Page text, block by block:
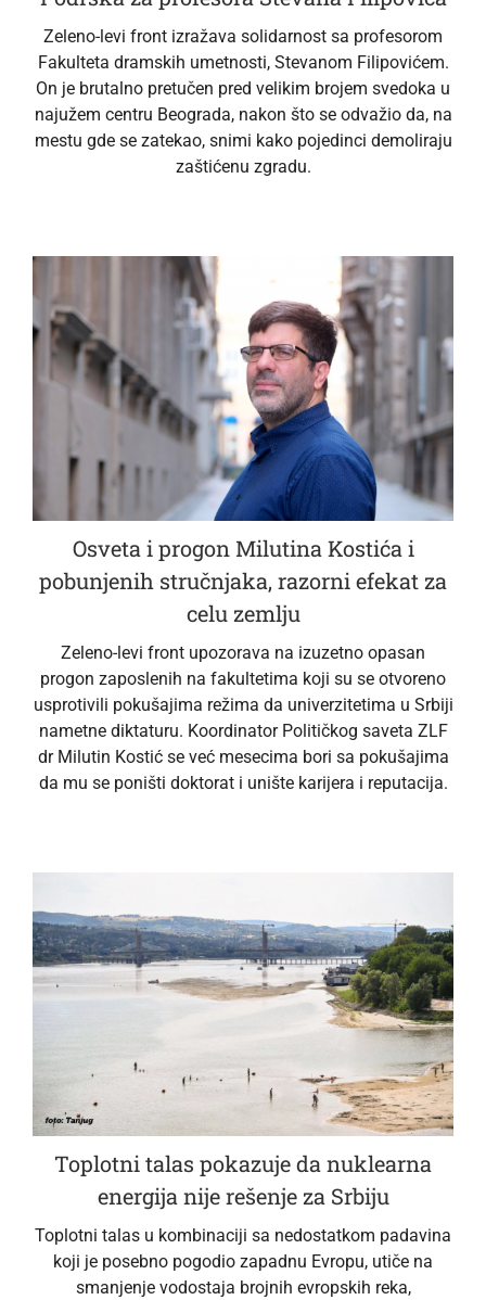
Zeleno-levi front izražava solidarnost sa profesorom
Fakulteta dramskih umetnosti, Stevanom Filipovićem.
On je brutalno pretučen pred velikim brojem svedoka u
najužem centru Beograda, nakon što se odvažio da, na
mestu gde se zatekao, snimi kako pojedinci demoliraju
zaštićenu zgradu.
Osveta i progon Milutina Kostića i
pobunjenih stručnjaka, razorni efekat za
celu zemlju
Zeleno-levi front upozorava na izuzetno opasan
progon zaposlenih na fakultetima koji su se otvoreno
usprotivili pokušajima režima da univerzitetima u Srbiji
nametne diktaturu. Koordinator Političkog saveta ZLF
dr Milutin Kostić se već mesecima bori sa pokušajima
da mu se poništi doktorat i unište karijera i reputacija.
Toplotni talas pokazuje da nuklearna
energija nije rešenje za Srbiju
Toplotni talas u kombinaciji sa nedostatkom padavina
koji je posebno pogodio zapadnu Evropu, utiče na
smanjenje vodostaja brojnih evropskih reka,